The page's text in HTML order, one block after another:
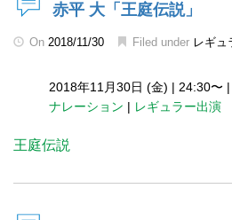
赤平 大「王庭伝説」
On 2018/11/30 Filed under レギュ
2018年11月30日 (金) | 24:30〜 |
ナレーション | レギュラー出演
王庭伝説